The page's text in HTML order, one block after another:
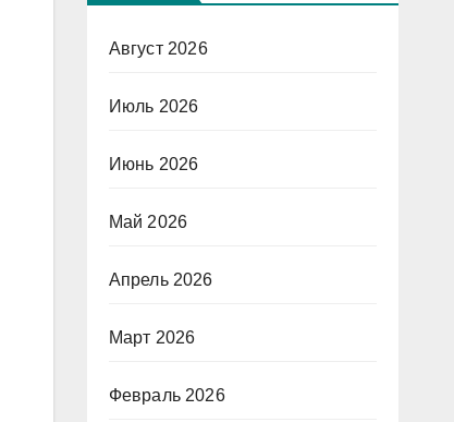
Август 2026
Июль 2026
Июнь 2026
Май 2026
Апрель 2026
Март 2026
Февраль 2026